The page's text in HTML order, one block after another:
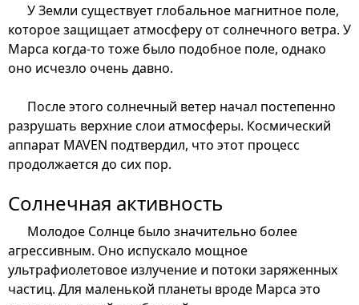
У Земли существует глобальное магнитное поле,
которое защищает атмосферу от солнечного ветра. У
Марса когда-то тоже было подобное поле, однако
оно исчезло очень давно.
После этого солнечный ветер начал постепенно
разрушать верхние слои атмосферы. Космический
аппарат MAVEN подтвердил, что этот процесс
продолжается до сих пор.
Солнечная активность
Молодое Солнце было значительно более
агрессивным. Оно испускало мощное
ультрафиолетовое излучение и потоки заряженных
частиц. Для маленькой планеты вроде Марса это